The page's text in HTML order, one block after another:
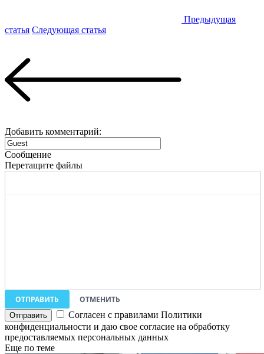
Предыдущая
статья Следующая статья
Добавить комментарий:
Сообщение
Перетащите файлы
ОТПРАВИТЬ
ОТМЕНИТЬ
Согласен с правилами Политики
конфиденциальности и даю свое согласие на обработку
предоставляемых персональных данных
Еще по теме